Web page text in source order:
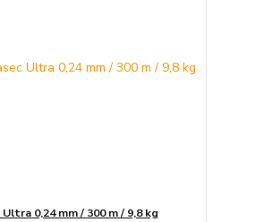
0,24 mm / 300 m / 9,8 kg